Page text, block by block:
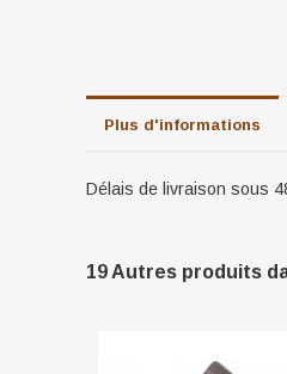
Plus d'informations
Délais de livraison sous
19 Autres produits